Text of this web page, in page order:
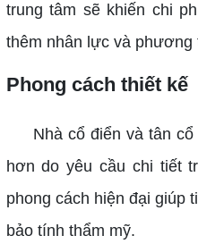
trung tâm sẽ khiến chi
thêm nhân lực và phương
Phong cách thiết kế
Nhà cổ điển và tân cổ
hơn do yêu cầu chi tiết
phong cách hiện đại giúp
bảo tính thẩm mỹ.